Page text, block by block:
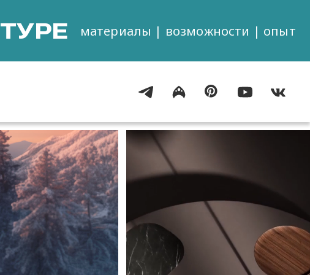
материалы | возможности | опыт